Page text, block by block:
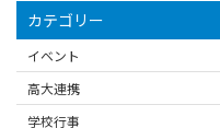
カテゴリー
イベント
高大連携
学校行事